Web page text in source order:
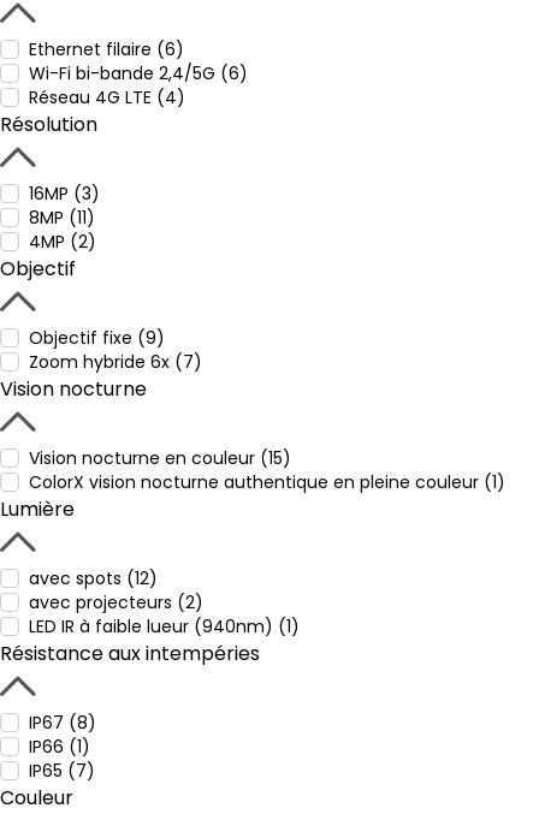
Ethernet filaire (6)
Wi-Fi bi-bande 2,4/5G (6)
Réseau 4G LTE (4)
Résolution
16MP (3)
8MP (11)
4MP (2)
Objectif
Objectif fixe (9)
Zoom hybride 6x (7)
Vision nocturne
Vision nocturne en couleur (15)
ColorX vision nocturne authentique en pleine couleur (1)
Lumière
avec spots (12)
avec projecteurs (2)
LED IR à faible lueur (940nm) (1)
Résistance aux intempéries
IP67 (8)
IP66 (1)
IP65 (7)
Couleur